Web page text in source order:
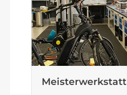
Meisterwerkstatt